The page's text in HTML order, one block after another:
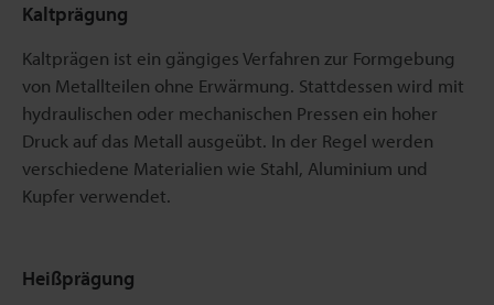
Kaltprägung
Kaltprägen ist ein gängiges Verfahren zur Formgebung
von Metallteilen ohne Erwärmung. Stattdessen wird mit
hydraulischen oder mechanischen Pressen ein hoher
Druck auf das Metall ausgeübt. In der Regel werden
verschiedene Materialien wie Stahl, Aluminium und
Kupfer verwendet.
Heißprägung